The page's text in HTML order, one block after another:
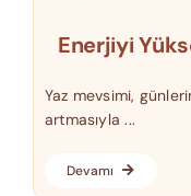
Enerjiyi
Yaz mevsimi,
artmasıyla ...
Devamı